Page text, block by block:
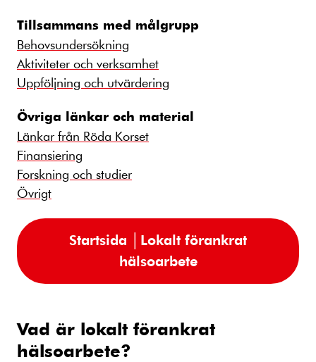
Tillsammans med målgrupp
Behovsundersökning
Aktiviteter och verksamhet
Uppföljning och utvärdering
Övriga länkar och material
Länkar från Röda Korset
Finansiering
Forskning och studier
Övrigt
Startsida │Lokalt förankrat
hälsoarbete
Vad är lokalt förankrat
hälsoarbete?